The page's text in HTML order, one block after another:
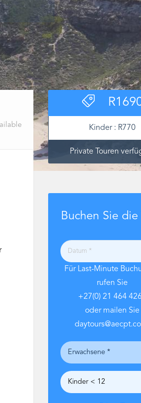
R
Kinder : R770
Private Touren
Buchen Sie die
Für Last-Minute
rufen Sie
+27(0) 21 464
oder mailen Sie